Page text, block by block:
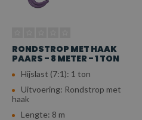
RONDSTROP MET HAAK
PAARS - 8 METER - 1 TON
Hijslast (7:1): 1 ton
Uitvoering: Rondstrop met
haak
Lengte: 8 m